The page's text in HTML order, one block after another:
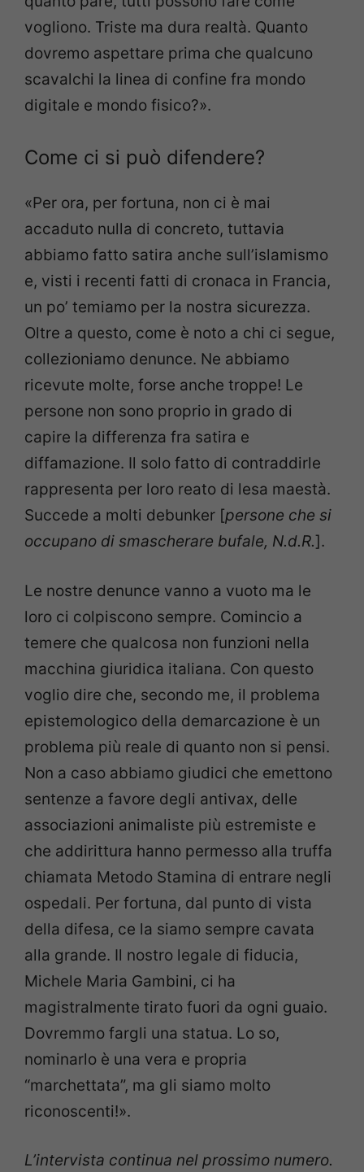
vogliono. Triste ma dura realtà. Quanto
dovremo aspettare prima che qualcuno
scavalchi la linea di confine fra mondo
digitale e mondo fisico?».
Come ci si può difendere?
«Per ora, per fortuna, non ci è mai
accaduto nulla di concreto, tuttavia
abbiamo fatto satira anche sull’islamismo
e, visti i recenti fatti di cronaca in Francia,
un po’ temiamo per la nostra sicurezza.
Oltre a questo, come è noto a chi ci segue,
collezioniamo denunce. Ne abbiamo
ricevute molte, forse anche troppe! Le
persone non sono proprio in grado di
capire la differenza fra satira e
diffamazione. Il solo fatto di contraddirle
rappresenta per loro reato di lesa maestà.
Succede a molti debunker [persone che si
occupano di smascherare bufale, N.d.R.].
Le nostre denunce vanno a vuoto ma le
loro ci colpiscono sempre. Comincio a
temere che qualcosa non funzioni nella
macchina giuridica italiana. Con questo
voglio dire che, secondo me, il problema
epistemologico della demarcazione è un
problema più reale di quanto non si pensi.
Non a caso abbiamo giudici che emettono
sentenze a favore degli antivax, delle
associazioni animaliste più estremiste e
che addirittura hanno permesso alla truffa
chiamata Metodo Stamina di entrare negli
ospedali. Per fortuna, dal punto di vista
della difesa, ce la siamo sempre cavata
alla grande. Il nostro legale di fiducia,
Michele Maria Gambini, ci ha
magistralmente tirato fuori da ogni guaio.
Dovremmo fargli una statua. Lo so,
nominarlo è una vera e propria
“marchettata”, ma gli siamo molto
riconoscenti!».
L’intervista continua nel prossimo numero.